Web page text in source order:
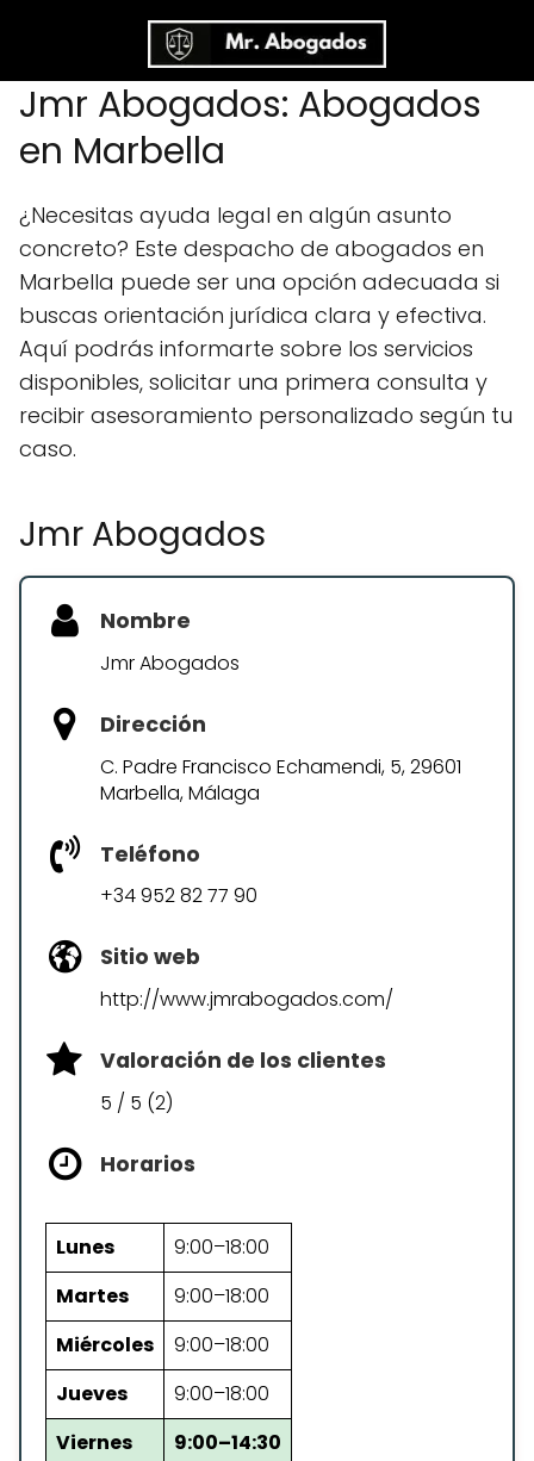
Jmr Abogados: Abogados
en Marbella
¿Necesitas ayuda legal en algún asunto
concreto? Este despacho de abogados en
Marbella puede ser una opción adecuada si
buscas orientación jurídica clara y efectiva.
Aquí podrás informarte sobre los servicios
disponibles, solicitar una primera consulta y
recibir asesoramiento personalizado según tu
caso.
Jmr Abogados
Nombre
Jmr Abogados
Dirección
C. Padre Francisco Echamendi, 5, 29601
Marbella, Málaga
Teléfono
+34 952 82 77 90
Sitio web
http://www.jmrabogados.com/
Valoración de los clientes
5 / 5 (2)
Horarios
Lunes
9:00–18:00
Martes
9:00–18:00
Miércoles
9:00–18:00
Jueves
9:00–18:00
Viernes
9:00–14:30